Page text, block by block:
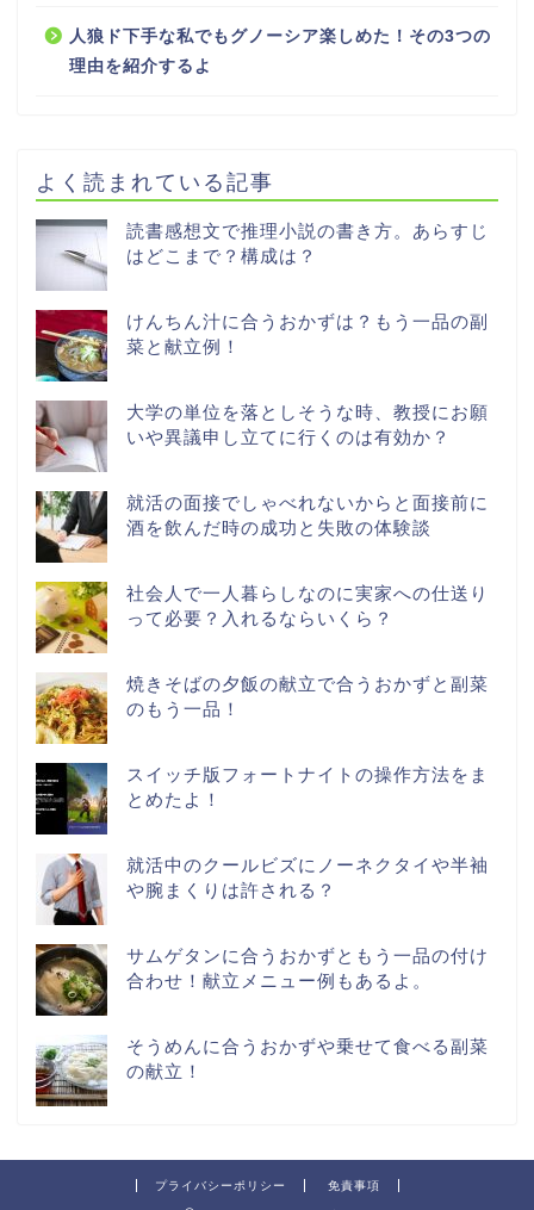
人狼ド下手な私でもグノーシア楽しめた！その3つの
理由を紹介するよ
よく読まれている記事
読書感想文で推理小説の書き方。あらすじ
はどこまで？構成は？
けんちん汁に合うおかずは？もう一品の副
菜と献立例！
大学の単位を落としそうな時、教授にお願
いや異議申し立てに行くのは有効か？
就活の面接でしゃべれないからと面接前に
酒を飲んだ時の成功と失敗の体験談
社会人で一人暮らしなのに実家への仕送り
って必要？入れるならいくら？
焼きそばの夕飯の献立で合うおかずと副菜
のもう一品！
スイッチ版フォートナイトの操作方法をま
とめたよ！
就活中のクールビズにノーネクタイや半袖
や腕まくりは許される？
サムゲタンに合うおかずともう一品の付け
合わせ！献立メニュー例もあるよ。
そうめんに合うおかずや乗せて食べる副菜
の献立！
プライバシーポリシー 免責事項